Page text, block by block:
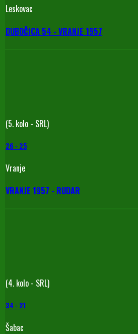
Leskovac
DUBOČICA 54 - VRANJE 1957
(5. kolo - SRL)
26 - 25
Vranje
VRANJE 1957 - RUDAR
(4. kolo - SRL)
34 - 21
Šabac